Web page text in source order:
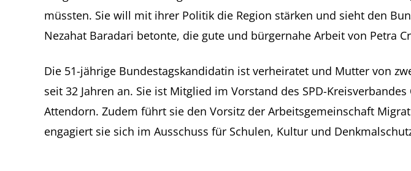
müssten. Sie will mit ihrer Politik die Region stärken und sieht den
Nezahat Baradari betonte, die gute und bürgernahe Arbeit von Petra
Die 51-jährige Bundestagskandidatin ist verheiratet und Mutter von
seit 32 Jahren an. Sie ist Mitglied im Vorstand des SPD-
Attendorn. Zudem führt sie den Vorsitz der Arbeitsgemeinschaft
engagiert sie sich im Ausschuss für Schulen, Kultur und